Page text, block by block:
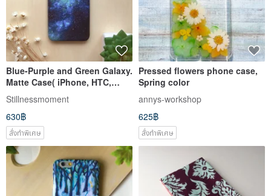
Blue-Purple and Green Galaxy.
Matte Case( iPhone, HTC,
Samsung, Sony, LG, OPPO)
Stillnessmoment
630฿
สั่งทำพิเศษ
Pressed flowers phone case,
Spring color
annys-workshop
625฿
สั่งทำพิเศษ